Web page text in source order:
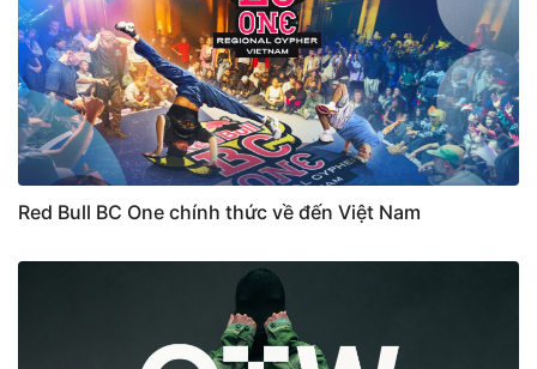
Red Bull BC One chính thức về đến Việt Nam